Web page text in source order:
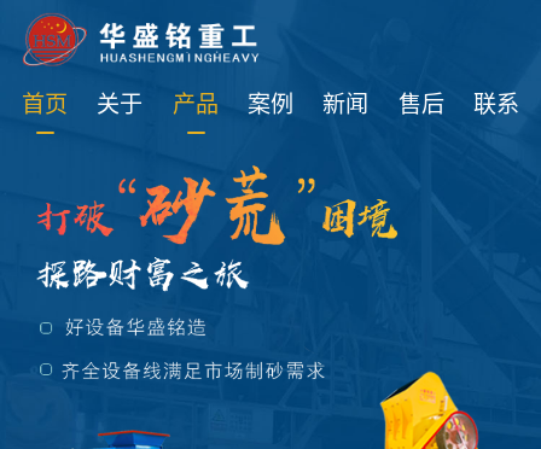
首页 关于 产品 案例 新闻 售后 联系